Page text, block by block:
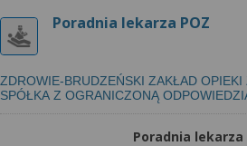
Poradnia lekarza POZ
ZDROWIE-BRUDZEŃSKI ZAKŁAD OPIEKI
SPÓŁKA Z OGRANICZONĄ
Poradnia lekarza